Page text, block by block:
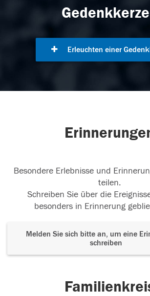
Erleuchten einer
Besondere Erlebnisse und
teilen.
Schreiben Sie über die
besonders in Erinnerung
Melden Sie sich bitte an, um eine
schreiben